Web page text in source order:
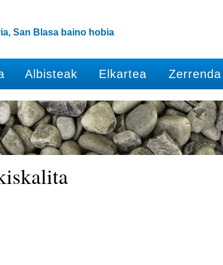
San Blasa baino hobia
Albisteak Elkartea Zerrenda